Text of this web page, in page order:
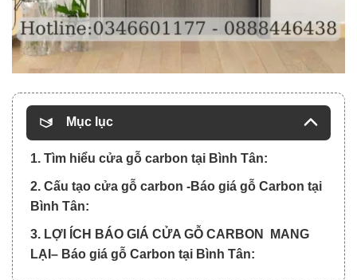
Mục lục
1. Tìm hiểu cửa gỗ carbon tại Bình Tân:
2. Cấu tạo cửa gỗ carbon -Báo giá gỗ Carbon tại
Bình Tân:
3. LỢI ÍCH BÁO GIÁ CỬA GỖ CARBON MANG
LẠI– Báo giá gỗ Carbon tại Bình Tân: